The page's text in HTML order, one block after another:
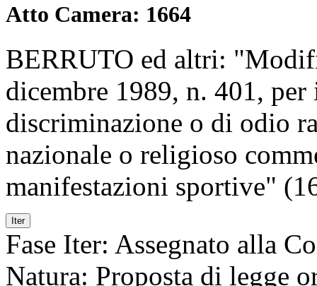
Atto Camera: 1664
BERRUTO ed altri:
dicembre 1989, n. 401,
discriminazione o di odio
nazionale o religioso
manifestazioni sportive"
Iter
Fase Iter: Assegnato alla
Natura: Proposta di legge